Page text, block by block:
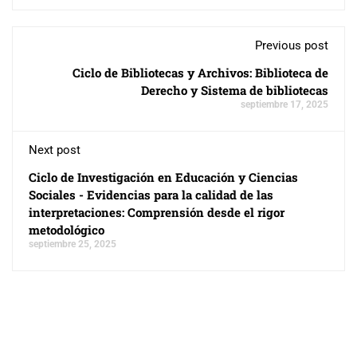
Previous post
Ciclo de Bibliotecas y Archivos: Biblioteca de
Derecho y Sistema de bibliotecas
septiembre 17, 2025
Next post
Ciclo de Investigación en Educación y Ciencias
Sociales - Evidencias para la calidad de las
interpretaciones: Comprensión desde el rigor
metodológico
septiembre 25, 2025